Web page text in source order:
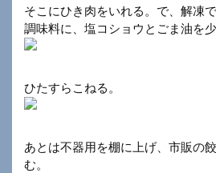
そこにひき肉をいれる。で、解凍
調味料に、塩コショウとごま油を少
ひたすらこねる。
あとは不器用を棚に上げ、市販の
む。